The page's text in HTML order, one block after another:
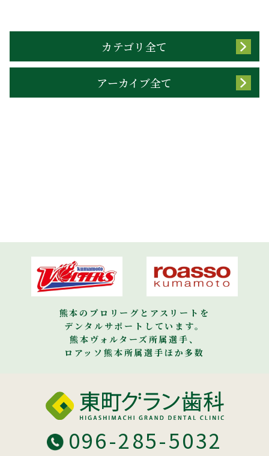
カテゴリ全て
アーカイブ全て
熊本のプロリーグとアスリートを
デンタルサポートしています。
熊本ヴォルターズ所属選手、
ロアッソ熊本所属選手ほか多数
096-285-5032